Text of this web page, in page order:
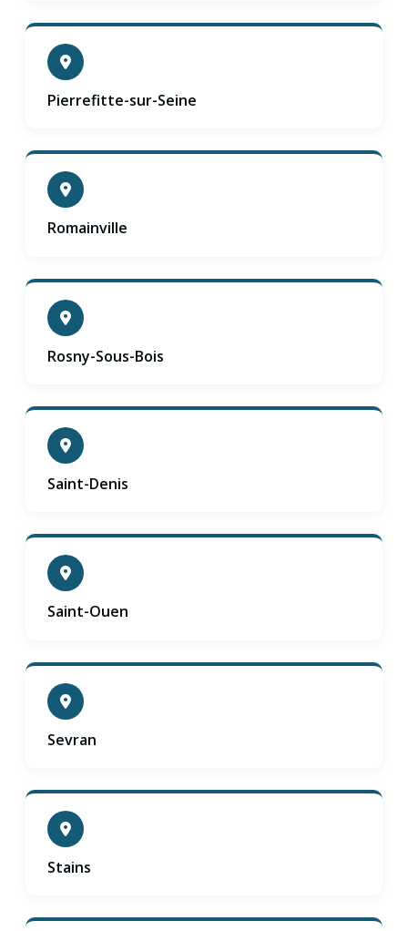
Pierrefitte-sur-Seine
Romainville
Rosny-Sous-Bois
Saint-Denis
Saint-Ouen
Sevran
Stains